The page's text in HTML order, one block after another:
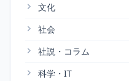
文化
社会
社説・コラム
科学・IT